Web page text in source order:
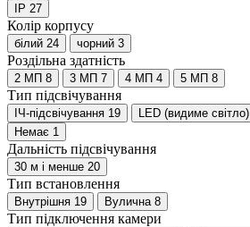
IP 27
Колір корпусу
білий 24 чорний 3
Роздільна здатність
2 МП 8 3 МП 7 4 МП 4 5 МП 8
Тип підсвічування
IЧ-підсвічування 19 LED (видиме світло)
Немає 1
Дальність підсвічування
30 м і менше 20
Тип встановлення
Внутрішня 19 Вулична 8
Тип підключення камери